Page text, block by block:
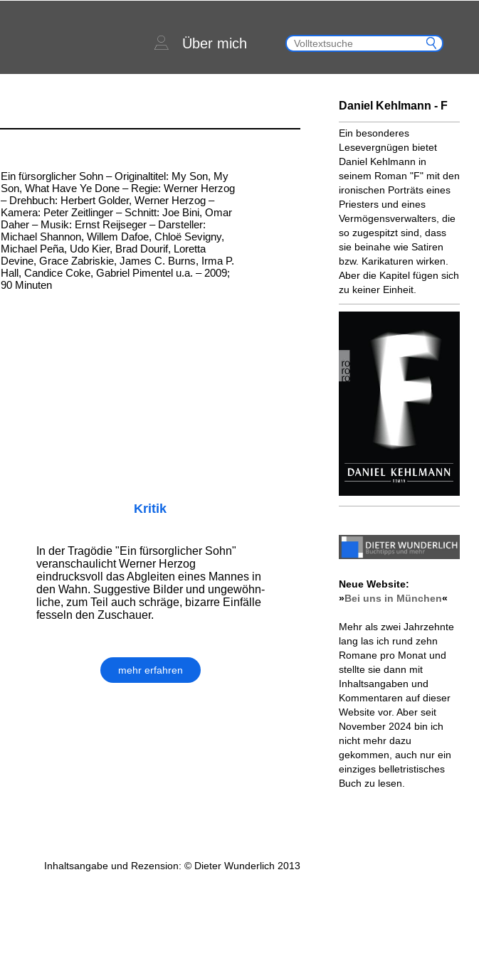
Über mich
Ein fürsorglicher Sohn – Originaltitel: My Son, My
Son, What Have Ye Done – Regie: Werner Herzog
– Drehbuch: Herbert Golder, Werner Herzog –
Kamera: Peter Zeitlinger – Schnitt: Joe Bini, Omar
Daher – Musik: Ernst Reijseger – Darsteller:
Michael Shannon, Willem Dafoe, Chloë Sevigny,
Michael Peña, Udo Kier, Brad Dourif, Loretta
Devine, Grace Zabriskie, James C. Burns, Irma P.
Hall, Candice Coke, Gabriel Pimentel u.a. – 2009;
90 Minuten
Kritik
In der Tragödie "Ein fürsorglicher Sohn"
veranschaulicht Werner Herzog
eindrucksvoll das Abgleiten eines Mannes in
den Wahn. Suggestive Bilder und ungewöhn­
liche, zum Teil auch schräge, bizarre Einfälle
fesseln den Zuschauer.
mehr erfahren
Inhaltsangabe und Rezension: © Dieter Wunderlich 2013
Daniel Kehlmann - F
Ein besonderes
Lesevergnügen bietet
Daniel Kehlmann in
seinem Roman "F" mit den
ironischen Porträts eines
Priesters und eines
Vermögensverwalters, die
so zugespitzt sind, dass
sie beinahe wie Satiren
bzw. Karikaturen wirken.
Aber die Kapitel fügen sich
zu keiner Einheit.
Neue Website:
»Bei uns in München«
Mehr als zwei Jahrzehnte
lang las ich rund zehn
Romane pro Monat und
stellte sie dann mit
Inhaltsangaben und
Kommentaren auf dieser
Website vor. Aber seit
November 2024 bin ich
nicht mehr dazu
gekommen, auch nur ein
einziges belletristisches
Buch zu lesen.